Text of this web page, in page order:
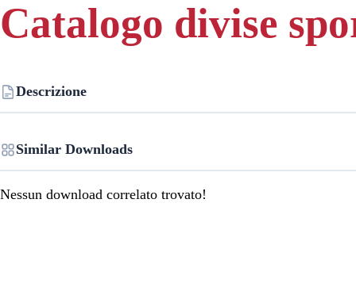
Catalogo divise
Descrizione
Similar Downloads
Nessun download correlato trovato!